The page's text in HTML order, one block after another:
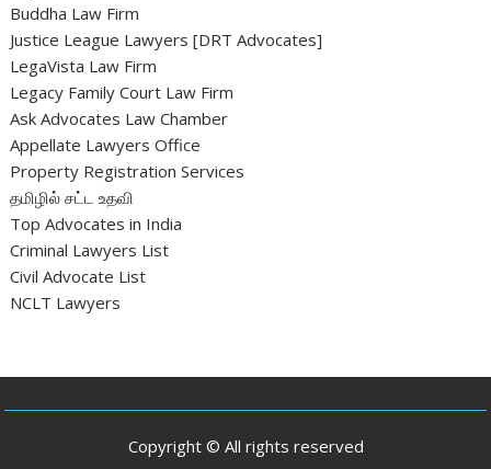
Buddha Law Firm
Justice League Lawyers [DRT Advocates]
LegaVista Law Firm
Legacy Family Court Law Firm
Ask Advocates Law Chamber
Appellate Lawyers Office
Property Registration Services
தமிழில் சட்ட உதவி
Top Advocates in India
Criminal Lawyers List
Civil Advocate List
NCLT Lawyers
Copyright © All rights reserved